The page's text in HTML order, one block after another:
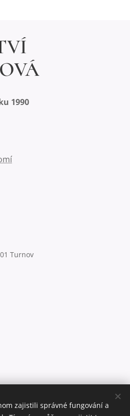
1990
Turnov
zajistili správné fungování a